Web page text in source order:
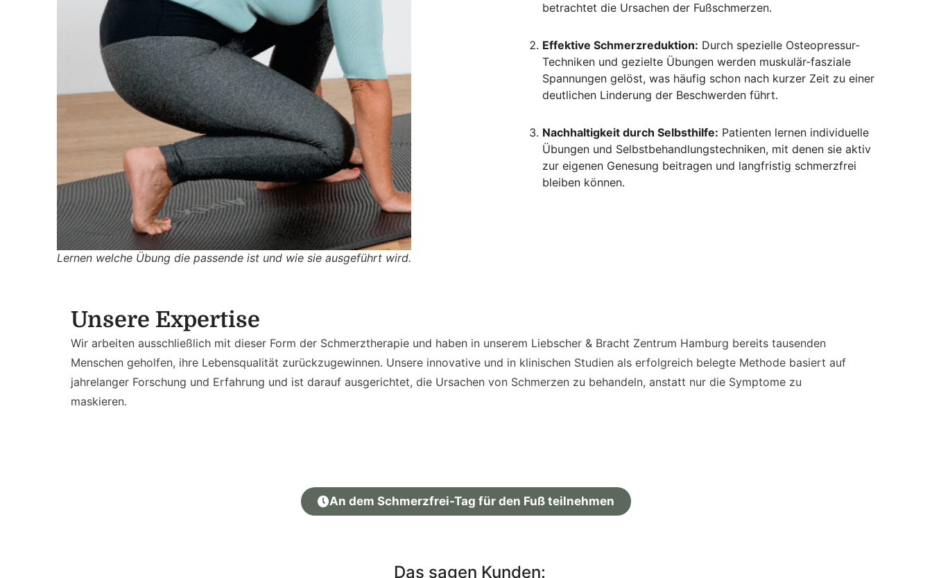
Lernen welche Übung die passende ist und wie sie ausgeführt wird.
betrachtet die Ursachen der Fußschmerzen.
Effektive Schmerzreduktion: Durch spezielle Osteopressur-
Techniken und gezielte Übungen werden muskulär-fasziale
Spannungen gelöst, was häufig schon nach kurzer Zeit zu einer
deutlichen Linderung der Beschwerden führt.
Nachhaltigkeit durch Selbsthilfe: Patienten lernen individuelle
Übungen und Selbstbehandlungstechniken, mit denen sie aktiv
zur eigenen Genesung beitragen und langfristig schmerzfrei
bleiben können.
Wir arbeiten ausschließlich mit dieser Form der Schmerztherapie und haben in unserem Liebscher & Bracht Zentrum Hamburg bereits tausenden
Menschen geholfen, ihre Lebensqualität zurückzugewinnen. Unsere innovative und in klinischen Studien als erfolgreich belegte Methode basiert auf
jahrelanger Forschung und Erfahrung und ist darauf ausgerichtet, die Ursachen von Schmerzen zu behandeln, anstatt nur die Symptome zu
maskieren.
Unsere Expertise
An dem Schmerzfrei-Tag für den Fuß teilnehmen
Das sagen Kunden: